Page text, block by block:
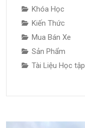
Khóa Học
Kiến Thức
Mua Bán Xe
Sản Phẩm
Tài Liệu Học tập